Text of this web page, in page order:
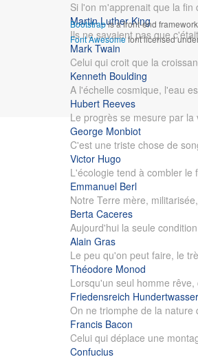
Si l'on m'apprenait que la
Martin Luther King
Ils ne savaient pas que
Mark Twain
Celui qui croit que la
Kenneth Boulding
A l'échelle cosmique, l'eau
Hubert Reeves
Le progrès se mesure par
George Monbiot
C'est une triste chose de
Victor Hugo
L'écologie tend à combler le
Emmanuel Berl
Notre Terre mère,
Berta Caceres
Aujourd'hui la seule
Alain Gras
Le peu qu'on peut faire, le
Théodore Monod
Lorsqu'un seul homme
Friedensreich Hundertwasser
On ne triomphe de la nature
Francis Bacon
Celui qui déplace une
Confucius
Bootstrapis a front-end
Font Awesomefont licensed